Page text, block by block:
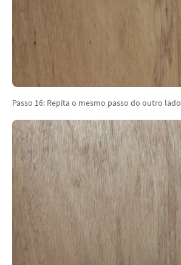
Passo 16: Repita o mesmo passo do outro lado